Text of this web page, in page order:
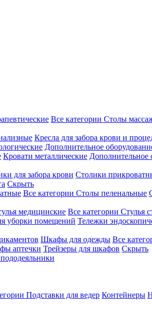
Все категории Столы
Кресла для забора крови и
Дополнительное
Кровати металлические Дополнительное
для забора крови Столики
Скрыть
Все категории Столы пеленальные
медицинские Все категории Стулья
уборки помещений Тележки
Шкафы для одежды Все
аптечки Трейзеры для шкафов Скрыть
Подставки для ведер Контейнеры